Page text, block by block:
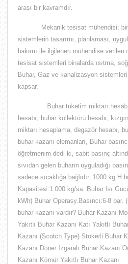
arası bir kavramdır.
Mekanik tesisat mühendisi;
sistemlerin tasarımı, planlaması,
bakımı ile ilgilenen mühendise verilen
tesisat sistemleri binalarda ısıtma,
Buhar, Gaz ve kanalizasyon
kapsar.
Buhar tüketim miktarı hesabı,
hesabı, buhar kollektörü hesabı,
miktarı hesaplama, degazör hesabı,
buhar kazanı elemanları,
Buhar
öğretmenim dedi ki, sabit basınç
sıvıdan gelen buharın uyguladığı
sadece sıcaklığa bağlıdır. 1000 kg H
Kapasitesi:1.000 kg/sa. Buhar Isı
kWh) Buhar Operasy.Basıncı:6-8
buhar kazanı vardır? Buhar Kazanı
Yakıtlı Buhar Kazanı Katı Yakıtlı
Kazanı (Scotch Type) Stokerli Buhar
Kazanı Döner Izgaralı Buhar Kazanı
Kazanı Kömür Yakıtlı Buhar Kazanı